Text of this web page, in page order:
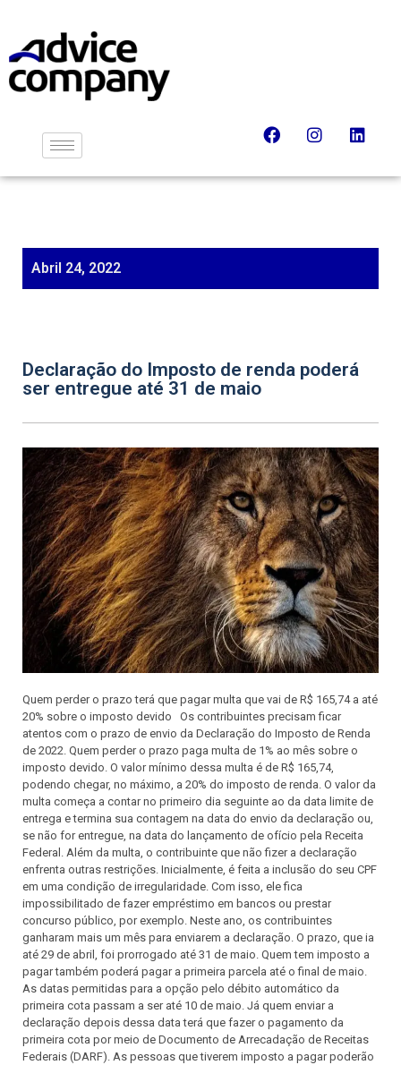
Abril 24, 2022
Declaração do Imposto de renda poderá
ser entregue até 31 de maio
Quem perder o prazo terá que pagar multa que vai de R$ 165,74 a até
20% sobre o imposto devido Os contribuintes precisam ficar
atentos com o prazo de envio da Declaração do Imposto de Renda
de 2022. Quem perder o prazo paga multa de 1% ao mês sobre o
imposto devido. O valor mínimo dessa multa é de R$ 165,74,
podendo chegar, no máximo, a 20% do imposto de renda. O valor da
multa começa a contar no primeiro dia seguinte ao da data limite de
entrega e termina sua contagem na data do envio da declaração ou,
se não for entregue, na data do lançamento de ofício pela Receita
Federal. Além da multa, o contribuinte que não fizer a declaração
enfrenta outras restrições. Inicialmente, é feita a inclusão do seu CPF
em uma condição de irregularidade. Com isso, ele fica
impossibilitado de fazer empréstimo em bancos ou prestar
concurso público, por exemplo. Neste ano, os contribuintes
ganharam mais um mês para enviarem a declaração. O prazo, que ia
até 29 de abril, foi prorrogado até 31 de maio. Quem tem imposto a
pagar também poderá pagar a primeira parcela até o final de maio.
As datas permitidas para a opção pelo débito automático da
primeira cota passam a ser até 10 de maio. Já quem enviar a
declaração depois dessa data terá que fazer o pagamento da
primeira cota por meio de Documento de Arrecadação de Receitas
Federais (DARF). As pessoas que tiverem imposto a pagar poderão